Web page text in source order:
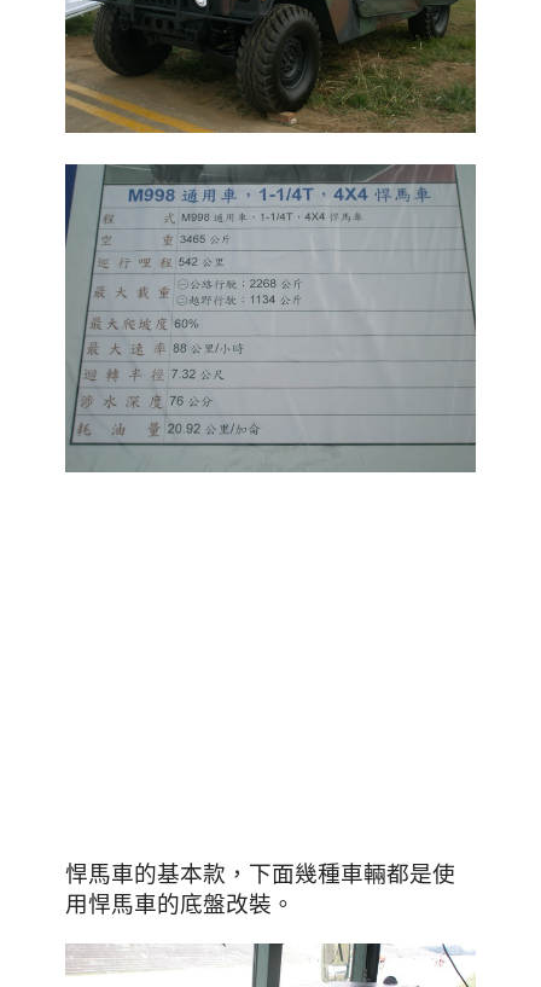
悍馬車的基本款 ，下面幾種車輛都是使
用悍馬車的底盤改裝。